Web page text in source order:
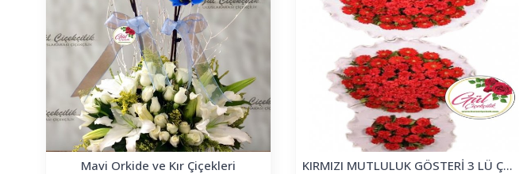
Mavi Orkide ve Kır Çiçekleri KIRMIZI MUTLULUK GÖSTERİ 3 LÜ ÇELENK